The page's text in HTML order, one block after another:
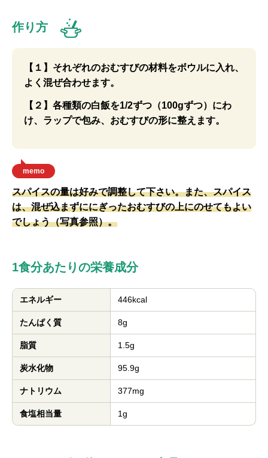
作り方
【１】それぞれのおむすびの材料をボウルに入れ、
よく混ぜ合わせます。
【２】各種類の白飯を1/2ずつ（100gずつ）にわ
け、ラップで包み、おむすびの形に整えます。
memo
スパイスの量は好みで調整して下さい。また、スパイス
は、混ぜ込まずににぎったおむすびの上にのせてもよい
でしょう（写真参照）。
1食分あたりの栄養成分
エネルギー 446kcal
たんぱく質 8g
脂質 1.5g
炭水化物 95.9g
ナトリウム 377mg
食塩相当量 1g